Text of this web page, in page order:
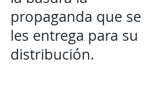
propaganda que se
les entrega para su
distribución.